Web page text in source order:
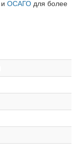
и ОСАГО для более